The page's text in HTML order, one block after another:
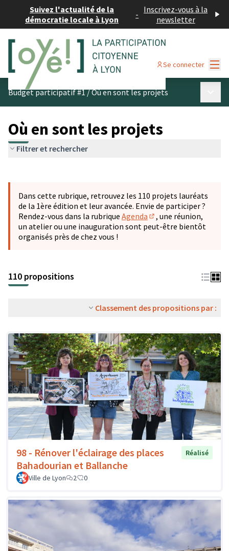
Suivez l'actualité de la
démocratie locale à Lyon
- Inscrivez-vous à la
newsletter
Se connecter
Budget participatif #1/Où en sont les projets
Où en sont les projets
Filtrer et rechercher
−
Dans cette rubrique, retrouvez les 110 projets lauréats
de la 1ère édition et leur avancée. Envie de participer ?
Rendez-vous dans la rubrique Agenda
(S'ouvre dans un
, une réunion,
un atelier ou une inauguration sont peut-être bientôt
organisés près de chez vous !
110 propositions
Classement des propositions par :
98 - Rénover l'éclairage des places
Bahadourian et Ballanche
Réalisé
Ville de Lyon 2 0